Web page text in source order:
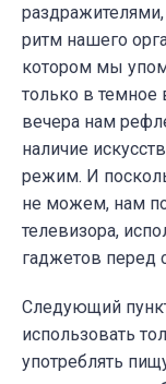
ритм нашего
котором мы
только в темное
вечера нам
наличие
режим. И
не можем, нам
телевизора,
гаджетов перед
Следующий
использовать
употреблять